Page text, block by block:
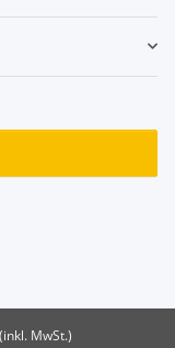
MwSt.)